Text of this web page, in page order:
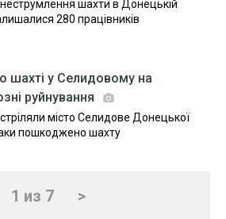
шахти в Донецькій
280 працівників
шахті у Селидовому на
руйнування
місто Селидове Донецької
пошкоджено шахту
1 из 7 >